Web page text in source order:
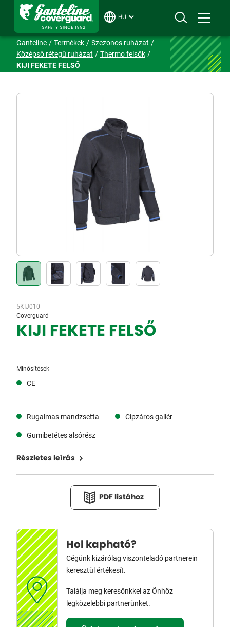
HU
Ganteline Termékek
Szezonos ruházat
Középső rétegű ruházat
Thermo felsők
KIJI FEKETE FELSŐ
5KIJ010
Coverguard
KIJI FEKETE FELSŐ
Minősítések
CE
Rugalmas mandzsetta
Cipzáros gallér
Gumibetétes alsórész
Részletes leírás
PDF listához
Hol kapható?
Cégünk kizárólag viszonteladó partnerein
keresztül értékesít.
Találja meg keresőnkkel az Önhöz
legközelebbi partnerünket.